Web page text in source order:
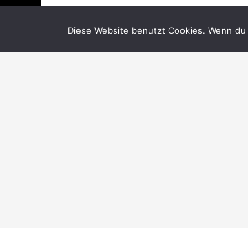
Diese Website benutzt Cookies. Wenn